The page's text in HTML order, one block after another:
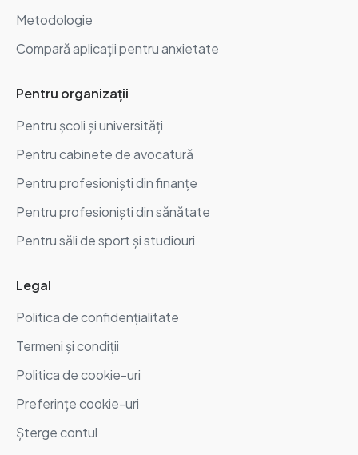
Metodologie
Compară aplicații pentru anxietate
Pentru organizații
Pentru școli și universități
Pentru cabinete de avocatură
Pentru profesioniști din finanțe
Pentru profesioniști din sănătate
Pentru săli de sport și studiouri
Legal
Politica de confidențialitate
Termeni și condiții
Politica de cookie-uri
Preferințe cookie-uri
Șterge contul